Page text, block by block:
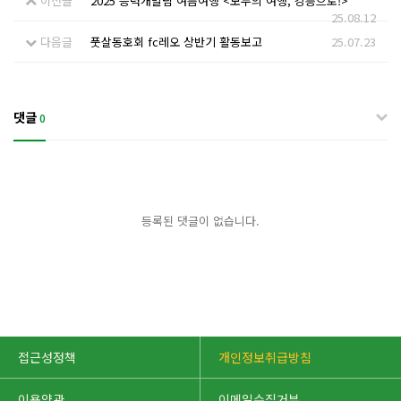
25.08.12
다음글
풋살동호회 fc레오 상반기 활동보고 25.07.23
댓글0
등록된 댓글이 없습니다.
접근성정책 개인정보취급방침